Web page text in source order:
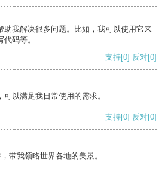
助我解决很多问题。比如，我可以使用它来
码等。
支持[0] 反对[0]
以满足我日常使用的需求。
支持[0] 反对[0]
带我领略世界各地的美景。